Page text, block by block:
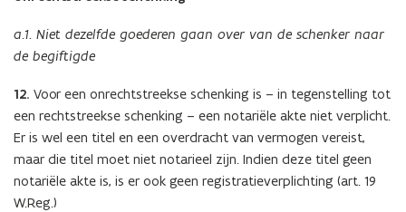
a.1. Niet dezelfde goederen gaan over van de schenker naar
de begiftigde
12. Voor een onrechtstreekse schenking is – in tegenstelling tot
een rechtstreekse schenking – een notariële akte niet verplicht.
Er is wel een titel en een overdracht van vermogen vereist,
maar die titel moet niet notarieel zijn. Indien deze titel geen
notariële akte is, is er ook geen registratieverplichting (art. 19
W.Reg.)